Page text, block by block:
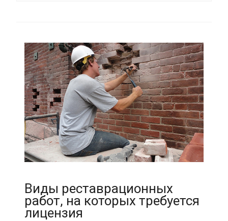
Виды реставрационных
работ, на которых требуется
лицензия